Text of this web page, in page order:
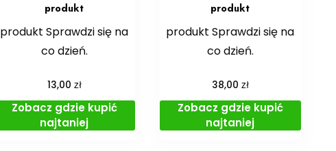
produkt
produkt Sprawdzi się na
co dzień.
13,00 zł
Zobacz gdzie kupić
najtaniej
produkt
produkt Sprawdzi się na
co dzień.
38,00 zł
Zobacz gdzie kupić
najtaniej